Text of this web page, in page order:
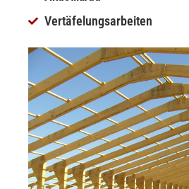
Vertäfelungsarbeiten